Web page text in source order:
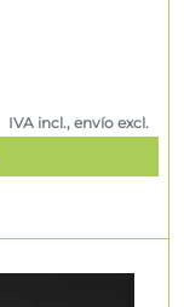
IVA incl., envío excl.